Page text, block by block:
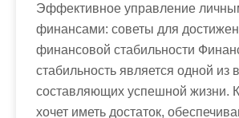
Эффективное управление
финансами: советы для
финансовой стабильности
стабильность является одной из
составляющих успешной жизни.
хочет иметь достаток,